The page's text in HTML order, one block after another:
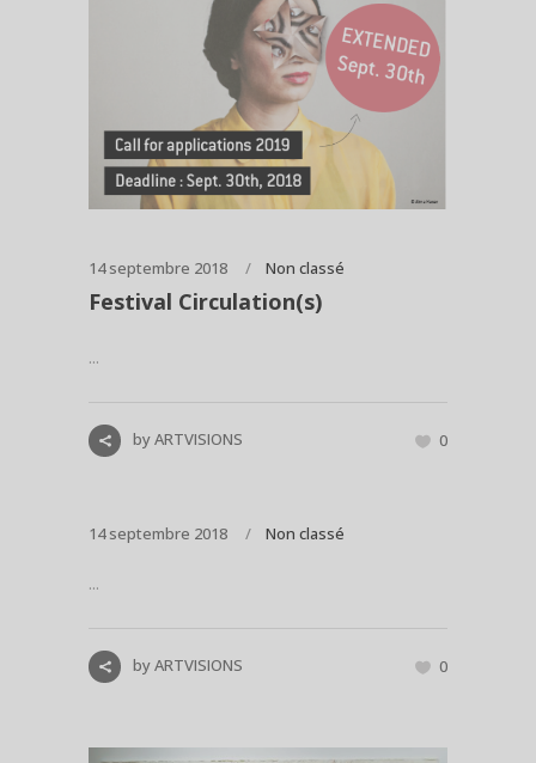
14 septembre 2018 Non classé
Festival Circulation(s)
...
byARTVISIONS 0
14 septembre 2018 Non classé
...
byARTVISIONS 0